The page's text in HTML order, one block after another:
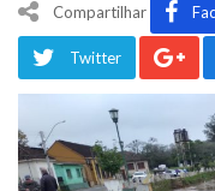
Compartilhar
Twitter